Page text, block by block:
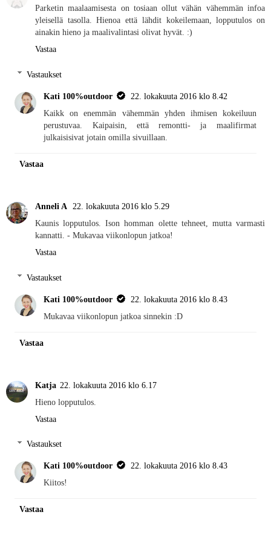
Parketin maalaamisesta on tosiaan ollut vähän vähemmän infoa
yleisellä tasolla. Hienoa että lähdit kokeilemaan, lopputulos on
ainakin hieno ja maalivalintasi olivat hyvät. :)
Vastaa
Vastaukset
Kati 100%outdoor
22. lokakuuta 2016 klo 8.42
Kaikk on enemmän vähemmän yhden ihmisen kokeiluun
perustuvaa. Kaipaisin, että remontti- ja maalifirmat
julkaisisivat jotain omilla sivuillaan.
Vastaa
Anneli A
22. lokakuuta 2016 klo 5.29
Kaunis lopputulos. Ison homman olette tehneet, mutta varmasti
kannatti. - Mukavaa viikonlopun jatkoa!
Vastaa
Vastaukset
Kati 100%outdoor
22. lokakuuta 2016 klo 8.43
Mukavaa viikonlopun jatkoa sinnekin :D
Vastaa
Katja 22. lokakuuta 2016 klo 6.17
Hieno lopputulos.
Vastaa
Vastaukset
Kati 100%outdoor
22. lokakuuta 2016 klo 8.43
Kiitos!
Vastaa